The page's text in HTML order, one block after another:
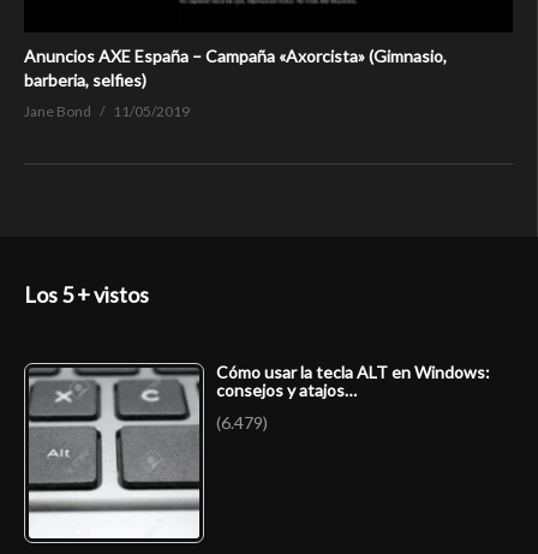
Anuncios AXE España – Campaña «Axorcista» (Gimnasio,
barberia, selfies)
Jane Bond 11/05/2019
Los 5 + vistos
Cómo usar la tecla ALT en Windows:
consejos y atajos…
(6.479)